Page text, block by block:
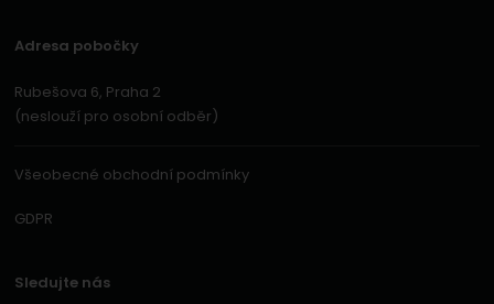
Adresa pobočky
Rubešova 6, Praha 2
(neslouží pro osobní odběr)
Všeobecné obchodní podmínky
GDPR
Sledujte nás